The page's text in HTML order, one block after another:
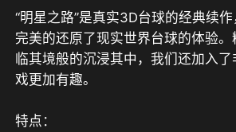
“明星之路”是真实3D台球的经典续
完美的还原了现实世界台球的体验
临其境般的沉浸其中，我们还加入
戏更加有趣。
特点：